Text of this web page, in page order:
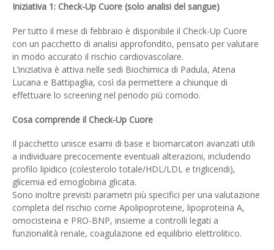
Iniziativa 1: Check-Up Cuore (solo analisi del sangue)
Per tutto il mese di febbraio è disponibile il Check-Up Cuore
con un pacchetto di analisi approfondito, pensato per valutare
in modo accurato il rischio cardiovascolare.
L’iniziativa è attiva nelle sedi Biochimica di Padula, Atena
Lucana e Battipaglia, così da permettere a chiunque di
effettuare lo screening nel periodo più comodo.
Cosa comprende il Check-Up Cuore
Il pacchetto unisce esami di base e biomarcatori avanzati utili
a individuare precocemente eventuali alterazioni, includendo
profilo lipidico (colesterolo totale/HDL/LDL e trigliceridi),
glicemia ed emoglobina glicata.
Sono inoltre previsti parametri più specifici per una valutazione
completa del rischio come Apolipoproteine, lipoproteina A,
omocisteina e PRO-BNP, insieme a controlli legati a
funzionalità renale, coagulazione ed equilibrio elettrolitico.